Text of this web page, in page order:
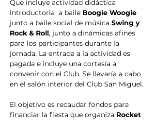
Que incluye actividad didáctica
introductoria  a baile Boogie Woogie
junto a baile social de música Swing y
Rock & Roll, junto a dinámicas afines
para los participantes durante la
jornada. La entrada a la actividad es
pagada e incluye una cortesía a
convenir con el Club. Se llevaría a cabo
en el salón interior del Club San Miguel.
El objetivo es recaudar fondos para
financiar la fiesta que organiza Rocket